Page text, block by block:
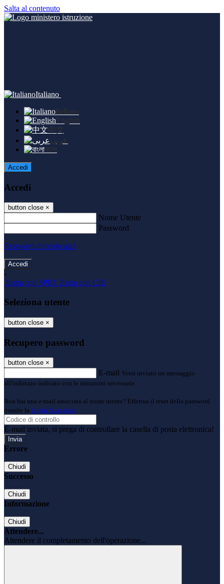
Salta al contenuto
Italiano
Italiano
English
中文
عربى
বাংলা
Accedi
Accedi
button close ×
Nome Utente
Password
Password dimenticata?
-
Entra con SPID Entra con CIE
Seleziona utente
button close ×
Recupero password
button close ×
E-mail Verrà inviato un messaggio
all'indirizzo indicato con le istruzioni necessarie.
Non hai una e-mail associata al nome utente? Effettua il reset della password
tramite la Login Spaggiari
E-mail inviata, si prega di controllare la casella di posta elettronica!
Errore
Chiudi
Successo
Chiudi
Informazione
Chiudi
Attendere...
Attendere il completamento dell'operazione...